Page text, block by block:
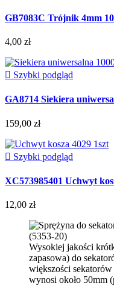
GB7083C Trójnik 4mm
4,00 zł
 Szybki podgląd
GA8714 Siekiera
159,00 zł
 Szybki podgląd
XC573985401 Uchwyt
12,00 zł
Wysokiej jakości
zapasowa) do
większości
wynosi około 50mm